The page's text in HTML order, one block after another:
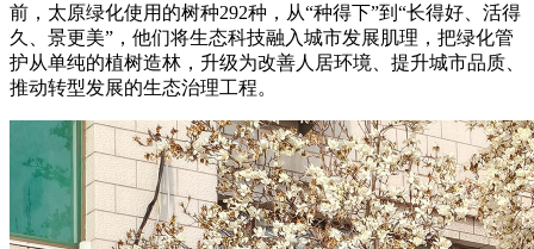
前，太原绿化使用的树种292种，从“种得下”到“长得好、活得
久、景更美”，他们将生态科技融入城市发展肌理，把绿化管
护从单纯的植树造林，升级为改善人居环境、提升城市品质、
推动转型发展的生态治理工程。